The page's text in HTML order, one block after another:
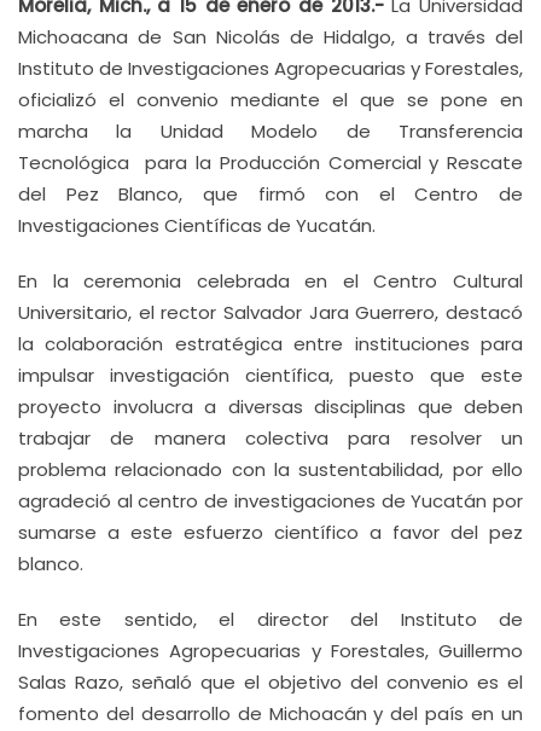
Morelia, Mich., a 15 de enero de 2013.-La Universidad
Michoacana de San Nicolás de Hidalgo, a través del
Instituto de Investigaciones Agropecuarias y Forestales,
oficializó el convenio mediante el que se pone en
marcha la Unidad Modelo de Transferencia
Tecnológica para la Producción Comercial y Rescate
del Pez Blanco, que firmó con el Centro de
Investigaciones Científicas de Yucatán.
En la ceremonia celebrada en el Centro Cultural
Universitario, el rector Salvador Jara Guerrero, destacó
la colaboración estratégica entre instituciones para
impulsar investigación científica, puesto que este
proyecto involucra a diversas disciplinas que deben
trabajar de manera colectiva para resolver un
problema relacionado con la sustentabilidad, por ello
agradeció al centro de investigaciones de Yucatán por
sumarse a este esfuerzo científico a favor del pez
blanco.
En este sentido, el director del Instituto de
Investigaciones Agropecuarias y Forestales, Guillermo
Salas Razo, señaló que el objetivo del convenio es el
fomento del desarrollo de Michoacán y del país en un